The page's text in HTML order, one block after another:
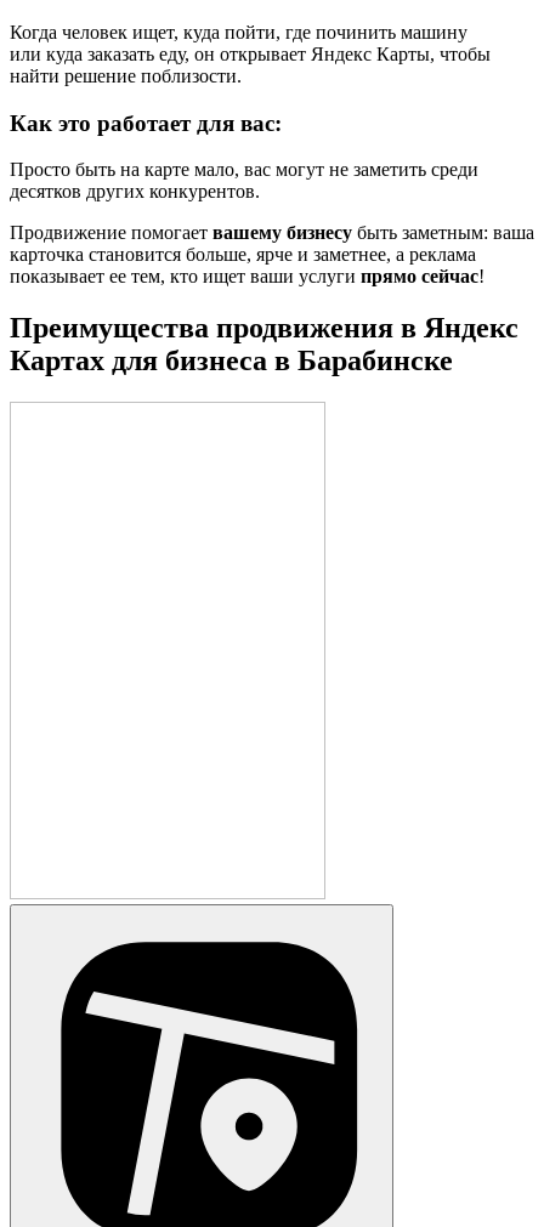
Когда человек ищет, куда пойти, где починить машину
или куда заказать еду, он открывает Яндекс Карты, чтобы
найти решение поблизости.
Как это работает для вас:
Просто быть на карте мало, вас могут не заметить среди
десятков других конкурентов.
Продвижение помогает вашему бизнесу быть заметным: ваша
карточка становится больше, ярче и заметнее, а реклама
показывает ее тем, кто ищет ваши услуги прямо сейчас!
Преимущества продвижения в Яндекс
Картах для бизнеса в Барабинске